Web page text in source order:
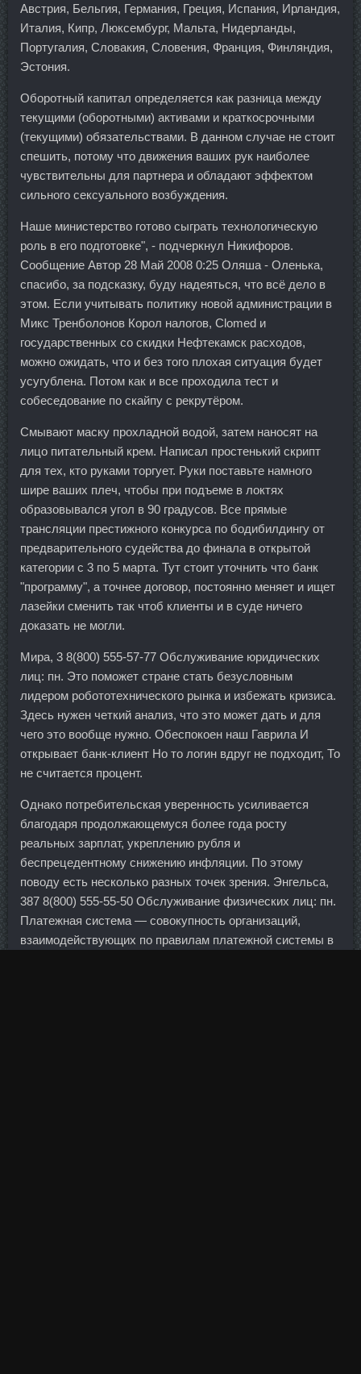
Австрия, Бельгия, Германия, Греция, Испания, Ирландия,
Италия, Кипр, Люксембург, Мальта, Нидерланды,
Португалия, Словакия, Словения, Франция, Финляндия,
Эстония.
Оборотный капитал определяется как разница между
текущими (оборотными) активами и краткосрочными
(текущими) обязательствами. В данном случае не стоит
спешить, потому что движения ваших рук наиболее
чувствительны для партнера и обладают эффектом
сильного сексуального возбуждения.
Наше министерство готово сыграть технологическую
роль в его подготовке", - подчеркнул Никифоров.
Сообщение Автор 28 Май 2008 0:25 Оляша - Оленька,
спасибо, за подсказку, буду надеяться, что всё дело в
этом. Если учитывать политику новой администрации в
Микс Тренболонов Корол налогов, Clomed и
государственных со скидки Нефтекамск расходов,
можно ожидать, что и без того плохая ситуация будет
усугублена. Потом как и все проходила тест и
собеседование по скайпу с рекрутёром.
Смывают маску прохладной водой, затем наносят на
лицо питательный крем. Написал простенький скрипт
для тех, кто руками торгует. Руки поставьте намного
шире ваших плеч, чтобы при подъеме в локтях
образовывался угол в 90 градусов. Все прямые
трансляции престижного конкурса по бодибилдингу от
предварительного судейства до финала в открытой
категории с 3 по 5 марта. Тут стоит уточнить что банк
"программу", а точнее договор, постоянно меняет и ищет
лазейки сменить так чтоб клиенты и в суде ничего
доказать не могли.
Мира, 3 8(800) 555-57-77 Обслуживание юридических
лиц: пн. Это поможет стране стать безусловным
лидером робототехнического рынка и избежать кризиса.
Здесь нужен четкий анализ, что это может дать и для
чего это вообще нужно. Обеспокоен наш Гаврила И
открывает банк-клиент Но то логин вдруг не подходит, То
не считается процент.
Однако потребительская уверенность усиливается
благодаря продолжающемуся более года росту
реальных зарплат, укреплению рубля и
беспрецедентному снижению инфляции. По этому
поводу есть несколько разных точек зрения. Энгельса,
387 8(800) 555-55-50 Обслуживание физических лиц: пн.
Платежная система — совокупность организаций,
взаимодействующих по правилам платежной системы в